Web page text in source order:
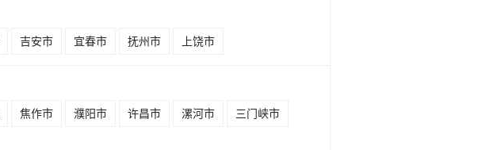
吉安市 宜春市 抚州市 上饶市
焦作市 濮阳市 许昌市 漯河市
三门峡市